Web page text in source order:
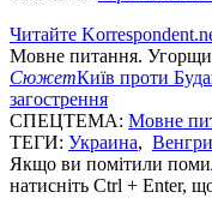
Читайте
Мовне питання.
СюжетКиїв проти
загострення
СПЕЦТЕМА: Мовне
ТЕГИ: Украина,
Якщо ви помітили
натисніть Ctrl + Enter,